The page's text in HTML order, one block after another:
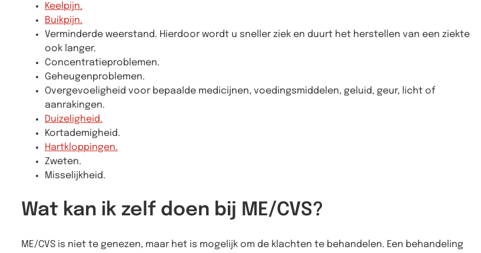
Keelpijn.
Buikpijn.
Verminderde weerstand. Hierdoor wordt u sneller ziek en duurt het herstellen van een ziekte
ook langer.
Concentratieproblemen.
Geheugenproblemen.
Overgevoeligheid voor bepaalde medicijnen, voedingsmiddelen, geluid, geur, licht of
aanrakingen.
Duizeligheid.
Kortademigheid.
Hartkloppingen.
Zweten.
Misselijkheid.
Wat kan ik zelf doen bij ME/CVS?
ME/CVS is niet te genezen, maar het is mogelijk om de klachten te behandelen. Een behandeling